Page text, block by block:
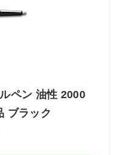
ペン 油性 2000
ブラック